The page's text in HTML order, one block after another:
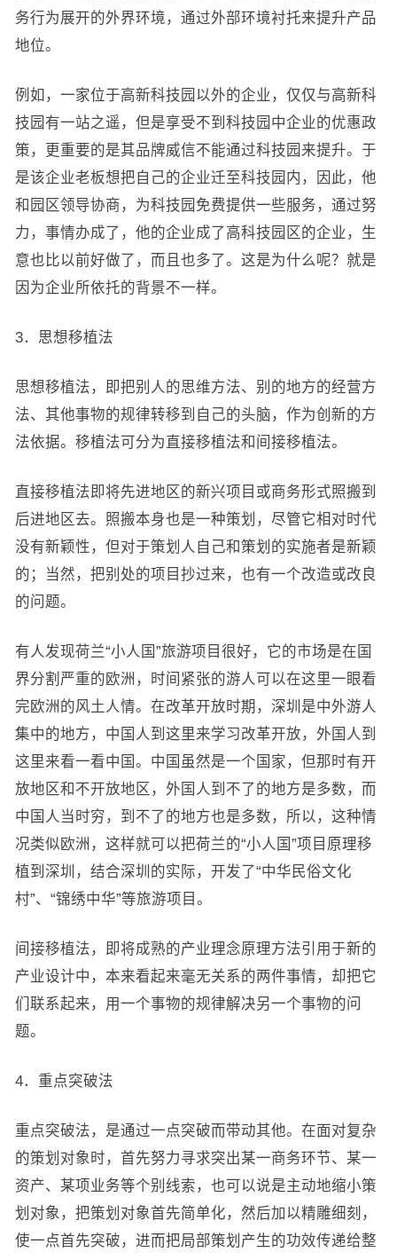
务行为展开的外界环境，通过外部环境衬托来提升产品
地位。
例如，一家位于高新科技园以外的企业，仅仅与高新科
技园有一站之遥，但是享受不到科技园中企业的优惠政
策，更重要的是其品牌威信不能通过科技园来提升。于
是该企业老板想把自己的企业迁至科技园内，因此，他
和园区领导协商，为科技园免费提供一些服务，通过努
力，事情办成了，他的企业成了高科技园区的企业，生
意也比以前好做了，而且也多了。这是为什么呢？就是
因为企业所依托的背景不一样。
3．思想移植法
思想移植法，即把别人的思维方法、别的地方的经营方
法、其他事物的规律转移到自己的头脑，作为创新的方
法依据。移植法可分为直接移植法和间接移植法。
直接移植法即将先进地区的新兴项目或商务形式照搬到
后进地区去。照搬本身也是一种策划，尽管它相对时代
没有新颖性，但对于策划人自己和策划的实施者是新颖
的；当然，把别处的项目抄过来，也有一个改造或改良
的问题。
有人发现荷兰“小人国”旅游项目很好，它的市场是在国
界分割严重的欧洲，时间紧张的游人可以在这里一眼看
完欧洲的风土人情。在改革开放时期，深圳是中外游人
集中的地方，中国人到这里来学习改革开放，外国人到
这里来看一看中国。中国虽然是一个国家，但那时有开
放地区和不开放地区，外国人到不了的地方是多数，而
中国人当时穷，到不了的地方也是多数，所以，这种情
况类似欧洲，这样就可以把荷兰的“小人国”项目原理移
植到深圳，结合深圳的实际，开发了“中华民俗文化
村”、“锦绣中华”等旅游项目。
间接移植法，即将成熟的产业理念原理方法引用于新的
产业设计中，本来看起来毫无关系的两件事情，却把它
们联系起来，用一个事物的规律解决另一个事物的问
题。
4．重点突破法
重点突破法，是通过一点突破而带动其他。在面对复杂
的策划对象时，首先努力寻求突出某一商务环节、某一
资产、某项业务等个别线索，也可以说是主动地缩小策
划对象，把策划对象首先简单化，然后加以精雕细刻，
使一点首先突破，进而把局部策划产生的功效传递给整